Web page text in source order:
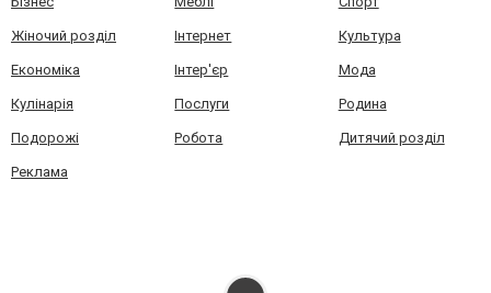
Жіночий розділ Інтернет Культура
Економіка Інтер'єр Мода
Кулінарія Послуги Родина
Подорожі Робота Дитячий розділ
Реклама